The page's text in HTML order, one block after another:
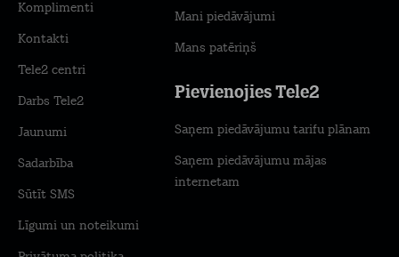
Komplimenti
Kontakti
Tele2 centri
Darbs Tele2
Jaunumi
Sadarbība
Sūtīt SMS
Līgumi un noteikumi
Mani piedāvājumi
Mans patēriņš
Pievienojies Tele2
Saņem piedāvājumu tarifu plānam
Saņem piedāvājumu mājas
internetam